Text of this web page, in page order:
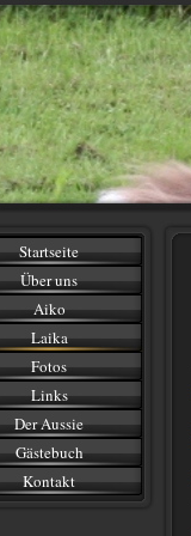
Startseite
Über uns
Aiko
Laika
Fotos
Links
Der Aussie
Gästebuch
Kontakt